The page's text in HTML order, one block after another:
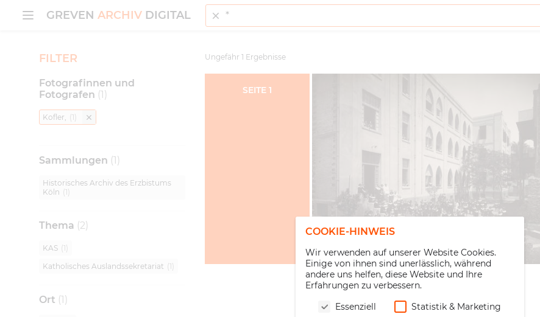
MENÜ ÖFFNEN
GREVEN ARCHIV DIGITAL Suche
FILTER
Fotografinnen und
Fotografen (1)
Kofler, (1
Sammlungen (1)
Historisches Archiv des Erzbistums
Köln (1
Thema (2)
KAS (1
Katholisches Auslandssekretariat (1
Ort (1)
Ungefähr 1 Ergebnisse
SEITE1
COOKIE-HINWEIS
Wir verwenden auf unserer Website Cookies.
Einige von ihnen sind unerlässlich, während
andere uns helfen, diese Website und Ihre
Erfahrungen zu verbessern.
Essenziell
Statistik & Marketing